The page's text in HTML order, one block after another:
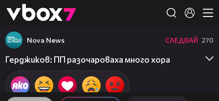
👾
Nova News СЛЕДВАЙ 270
Герджиков: ПП разочароваха много хора